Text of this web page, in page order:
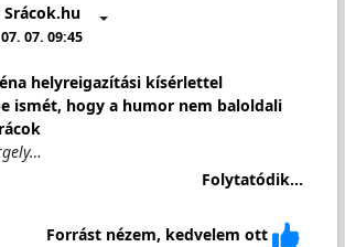
Srácok.hu
07. 09:45
helyreigazítási kísérlettel
ismét, hogy a humor nem baloldali
Folytatódik...
Forrást nézem, kedvelem ott